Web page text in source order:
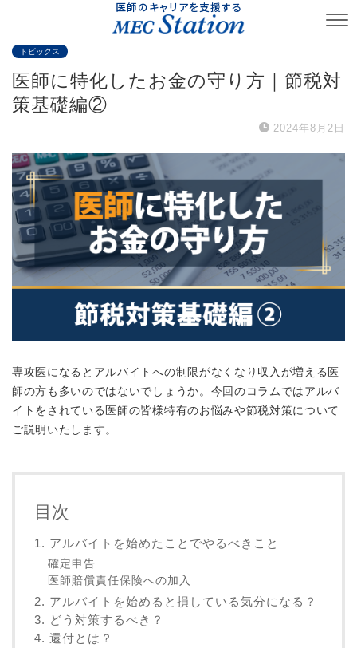
医師のキャリアを支援する
トピックス
医師に特化したお金の守り方｜節税対
策基礎編②
2024年8月2日
専攻医になるとアルバイトへの制限がなくなり収入が増える医
師の方も多いのではないでしょうか。今回のコラムではアルバ
イトをされている医師の皆様特有のお悩みや節税対策について
ご説明いたします。
目次
1. アルバイトを始めたことでやるべきこと
確定申告
医師賠償責任保険への加入
2. アルバイトを始めると損している気分になる？
3. どう対策するべき？
4. 還付とは？